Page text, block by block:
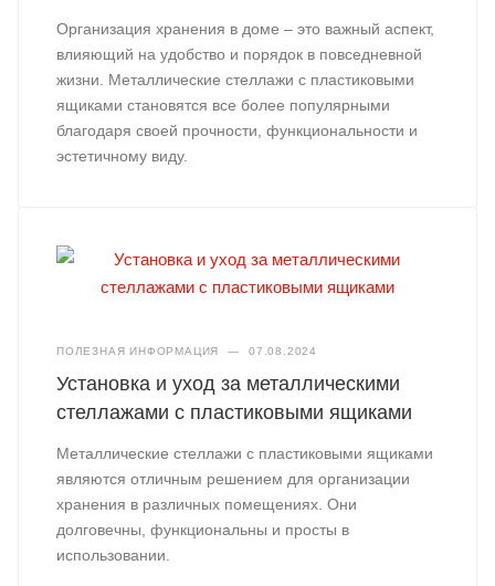
Организация хранения в доме – это важный аспект,
влияющий на удобство и порядок в повседневной
жизни. Металлические стеллажи с пластиковыми
ящиками становятся все более популярными
благодаря своей прочности, функциональности и
эстетичному виду.
ПОЛЕЗНАЯ ИНФОРМАЦИЯ — 07.08.2024
Установка и уход за металлическими
стеллажами с пластиковыми ящиками
Металлические стеллажи с пластиковыми ящиками
являются отличным решением для организации
хранения в различных помещениях. Они
долговечны, функциональны и просты в
использовании.